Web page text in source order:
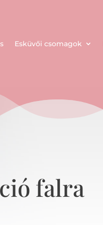
Esküvői csomagok
falra